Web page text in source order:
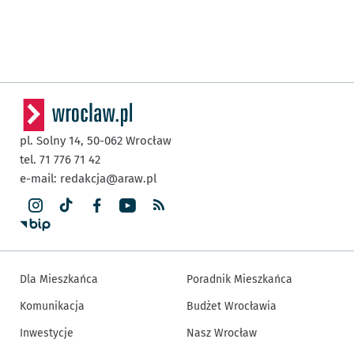
pl. Solny 14, 50-062 Wrocław
tel. 71 776 71 42
e-mail: redakcja@araw.pl
Dla Mieszkańca
Komunikacja
Inwestycje
Poradnik Mieszkańca
Budżet Wrocławia
Nasz Wrocław